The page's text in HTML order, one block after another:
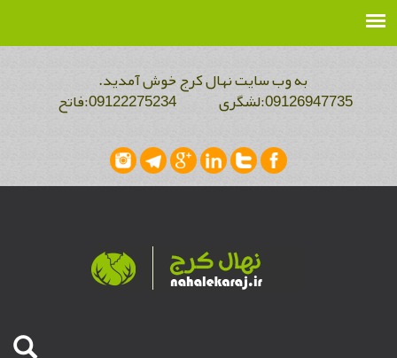
به وب سایت نهال کرج خوش آمدید.